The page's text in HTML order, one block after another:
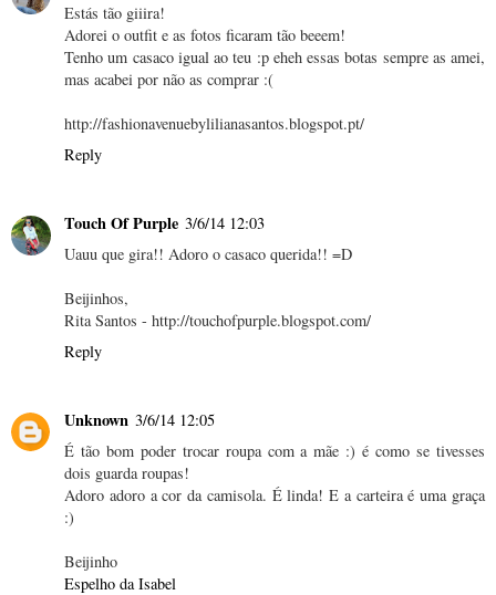
Estás tão giiira!
Adorei o outfit e as fotos ficaram tão beeem!
Tenho um casaco igual ao teu :p eheh essas botas sempre as amei,
mas acabei por não as comprar :(
http://fashionavenuebylilianasantos.blogspot.pt/
Reply
Touch Of Purple 3/6/14 12:03
Uauu que gira!! Adoro o casaco querida!! =D
Beijinhos,
Rita Santos - http://touchofpurple.blogspot.com/
Reply
Unknown 3/6/14 12:05
É tão bom poder trocar roupa com a mãe :) é como se tivesses
dois guarda roupas!
Adoro adoro a cor da camisola. É linda! E a carteira é uma graça
:)
Beijinho
Espelho da Isabel